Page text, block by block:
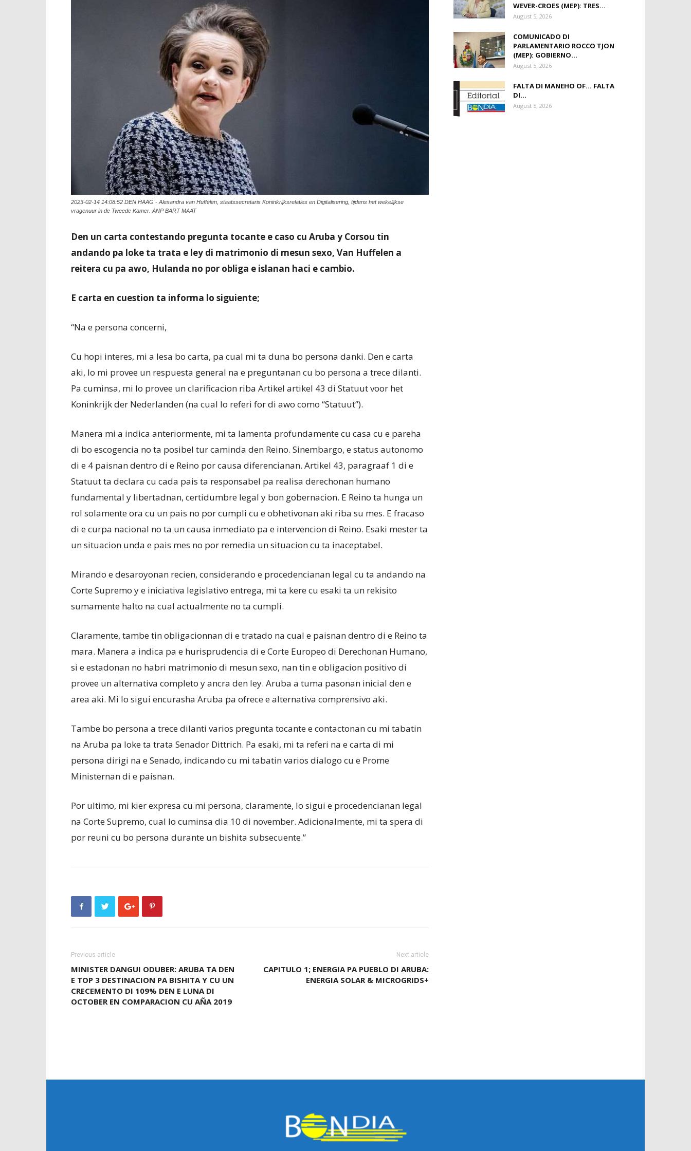
2023-02-14 14:08:52 DEN HAAG - Alexandra van Huffelen, staatssecretaris Koninkrijksrelaties en Digitalisering, tijdens het wekelijkse
vragenuur in de Tweede Kamer. ANP BART MAAT
Den un carta contestando pregunta tocante e caso cu Aruba y Corsou tin
andando pa loke ta trata e ley di matrimonio di mesun sexo, Van Huffelen a
reitera cu pa awo, Hulanda no por obliga e islanan haci e cambio.
E carta en cuestion ta informa lo siguiente;
“Na e persona concerni,
Cu hopi interes, mi a lesa bo carta, pa cual mi ta duna bo persona danki. Den e carta
aki, lo mi provee un respuesta general na e preguntanan cu bo persona a trece dilanti.
Pa cuminsa, mi lo provee un clarificacion riba Artikel artikel 43 di Statuut voor het
Koninkrijk der Nederlanden (na cual lo referi for di awo como “Statuut”).
Manera mi a indica anteriormente, mi ta lamenta profundamente cu casa cu e pareha
di bo escogencia no ta posibel tur caminda den Reino. Sinembargo, e status autonomo
di e 4 paisnan dentro di e Reino por causa diferencianan. Artikel 43, paragraaf 1 di e
Statuut ta declara cu cada pais ta responsabel pa realisa derechonan humano
fundamental y libertadnan, certidumbre legal y bon gobernacion. E Reino ta hunga un
rol solamente ora cu un pais no por cumpli cu e obhetivonan aki riba su mes. E fracaso
di e curpa nacional no ta un causa inmediato pa e intervencion di Reino. Esaki mester ta
un situacion unda e pais mes no por remedia un situacion cu ta inaceptabel.
Mirando e desaroyonan recien, considerando e procedencianan legal cu ta andando na
Corte Supremo y e iniciativa legislativo entrega, mi ta kere cu esaki ta un rekisito
sumamente halto na cual actualmente no ta cumpli.
Claramente, tambe tin obligacionnan di e tratado na cual e paisnan dentro di e Reino ta
mara. Manera a indica pa e hurisprudencia di e Corte Europeo di Derechonan Humano,
si e estadonan no habri matrimonio di mesun sexo, nan tin e obligacion positivo di
provee un alternativa completo y ancra den ley. Aruba a tuma pasonan inicial den e
area aki. Mi lo sigui encurasha Aruba pa ofrece e alternativa comprensivo aki.
Tambe bo persona a trece dilanti varios pregunta tocante e contactonan cu mi tabatin
na Aruba pa loke ta trata Senador Dittrich. Pa esaki, mi ta referi na e carta di mi
persona dirigi na e Senado, indicando cu mi tabatin varios dialogo cu e Prome
Ministernan di e paisnan.
Por ultimo, mi kier expresa cu mi persona, claramente, lo sigui e procedencianan legal
na Corte Supremo, cual lo cuminsa dia 10 di november. Adicionalmente, mi ta spera di
por reuni cu bo persona durante un bishita subsecuente.”
Previous article
MINISTER DANGUI ODUBER: ARUBA TA DEN
E TOP 3 DESTINACION PA BISHITA Y CU UN
CRECEMENTO DI 109% DEN E LUNA DI
OCTOBER EN COMPARACION CU AÑA 2019
Next article
CAPITULO 1; ENERGIA PA PUEBLO DI ARUBA:
ENERGIA SOLAR & MICROGRIDS+
WEVER-CROES (MEP): TRES...
August 5, 2026
COMUNICADO DI
PARLAMENTARIO ROCCO TJON
(MEP): GOBIERNO...
August 5, 2026
FALTA DI MANEHO OF… FALTA
DI...
August 5, 2026